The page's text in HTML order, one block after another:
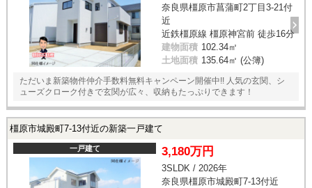
奈良県橿原市菖蒲町2丁目3-21付
近
近鉄橿原線 橿原神宮前 徒歩16分
建物面積 102.34㎡
土地面積 135.64㎡ (公簿)
ただいま新築物件仲介手数料無料キャンペーン開催中!! 人気の玄関、シ
ューズクローク付きで玄関が広々、収納もたっぷりできます！
橿原市城殿町7-13付近の新築一戸建て
一戸建て 3,180万円
3SLDK / 2026年
奈良県橿原市城殿町7-13付近